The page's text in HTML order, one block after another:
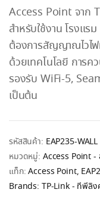
Access Point จาก
สำหรับใช้งาน โรงแ
ต้องการสัญญาณไวไ
ด้วยเทคโนโลยี การ
รองรับ WiFi-5,
เป็นต้น
รหัสสินค้า: EAP235-WALL
หมวดหมู่: Access Point
แท็ก:Access Point,
Brands: TP-Link - ทีพีลิง